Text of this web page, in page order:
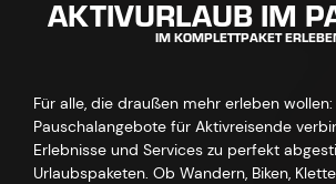
AKTIVURLAUB IM
IM KOMPLETTPAKET
Für alle, die draußen mehr erleben wollen:
Pauschalangebote für Aktivreisende
Erlebnisse und Services zu perfekt
Urlaubspaketen. Ob Wandern, Biken,